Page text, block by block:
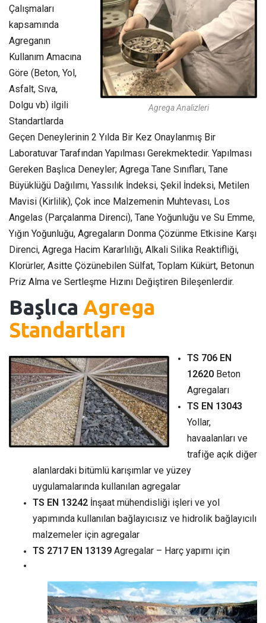
Agrega Analizleri
Çalışmaları
kapsamında
Agreganın
Kullanım Amacına
Göre (Beton, Yol,
Asfalt, Sıva,
Dolgu vb) ilgili
Standartlarda
Geçen Deneylerinin 2 Yılda Bir Kez Onaylanmış Bir
Laboratuvar Tarafından Yapılması Gerekmektedir. Yapılması
Gereken Başlıca Deneyler; Agrega Tane Sınıfları, Tane
Büyüklüğü Dağılımı, Yassılık İndeksi, Şekil İndeksi, Metilen
Mavisi (Kirlilik), Çok ince Malzemenin Muhtevası, Los
Angelas (Parçalanma Direnci), Tane Yoğunluğu ve Su Emme,
Yığın Yoğunluğu, Agregaların Donma Çözünme Etkisine Karşı
Direnci, Agrega Hacim Kararlılığı, Alkali Silika Reaktifliği,
Klorürler, Asitte Çözünebilen Sülfat, Toplam Kükürt, Betonun
Priz Alma ve Sertleşme Hızını Değiştiren Bileşenlerdir.
Başlıca Agrega
Standartları
TS 706 EN
12620 Beton
Agregaları
TS EN 13043
Yollar,
havaalanları ve
trafiğe açık diğer
alanlardaki bitümlü karışımlar ve yüzey
uygulamalarında kullanılan agregalar
TS EN 13242 İnşaat mühendisliği işleri ve yol
yapımında kullanılan bağlayıcısız ve hidrolik bağlayıcılı
malzemeler için agregalar
TS 2717 EN 13139 Agregalar – Harç yapımı için